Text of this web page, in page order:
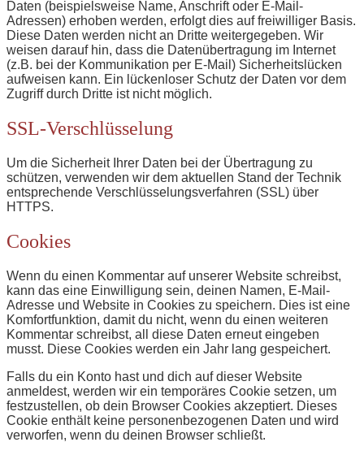
Daten (beispielsweise Name, Anschrift oder E-Mail-
Adressen) erhoben werden, erfolgt dies auf freiwilliger Basis.
Diese Daten werden nicht an Dritte weitergegeben. Wir
weisen darauf hin, dass die Datenübertragung im Internet
(z.B. bei der Kommunikation per E-Mail) Sicherheitslücken
aufweisen kann. Ein lückenloser Schutz der Daten vor dem
Zugriff durch Dritte ist nicht möglich.
SSL-Verschlüsselung
Um die Sicherheit Ihrer Daten bei der Übertragung zu
schützen, verwenden wir dem aktuellen Stand der Technik
entsprechende Verschlüsselungsverfahren (SSL) über
HTTPS.
Cookies
Wenn du einen Kommentar auf unserer Website schreibst,
kann das eine Einwilligung sein, deinen Namen, E-Mail-
Adresse und Website in Cookies zu speichern. Dies ist eine
Komfortfunktion, damit du nicht, wenn du einen weiteren
Kommentar schreibst, all diese Daten erneut eingeben
musst. Diese Cookies werden ein Jahr lang gespeichert.
Falls du ein Konto hast und dich auf dieser Website
anmeldest, werden wir ein temporäres Cookie setzen, um
festzustellen, ob dein Browser Cookies akzeptiert. Dieses
Cookie enthält keine personenbezogenen Daten und wird
verworfen, wenn du deinen Browser schließt.